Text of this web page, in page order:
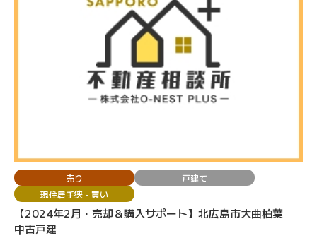
売り
戸建て
現住居手狭 - 買い
【2024年2月・売却＆購入サポート】北広島市大曲柏葉
中古戸建